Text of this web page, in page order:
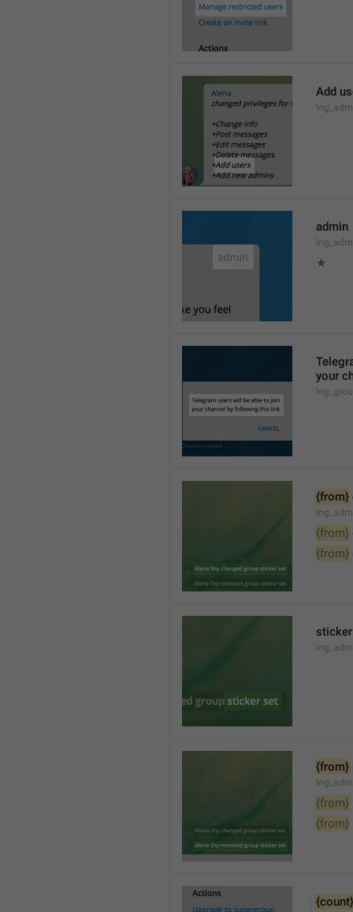
Add
admin
★
your
{from}
{from}
{from}
{from}
{from}
{from}
{count}